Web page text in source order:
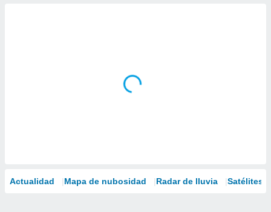
Actualidad Mapa de nubosidad Radar de lluvia Satélites